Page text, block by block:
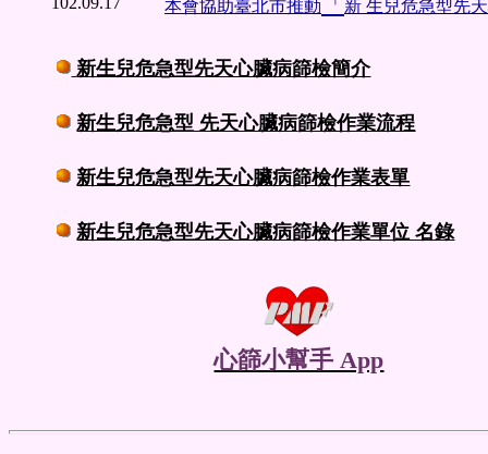
本會協助臺北市推動 新 生兒危急型先
新生兒危急型先天心臟病篩檢簡介
新生兒危急型 先天心臟病篩檢作業流程
新生兒危急型先天心臟病篩檢作業表單
新生兒危急型先天心臟病篩檢作業單位 名錄
心篩小幫手 App